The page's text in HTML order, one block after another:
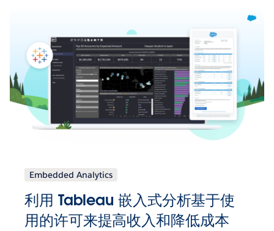
Embedded Analytics
利用 Tableau 嵌入式分析基于使
用的许可来提高收入和降低成本